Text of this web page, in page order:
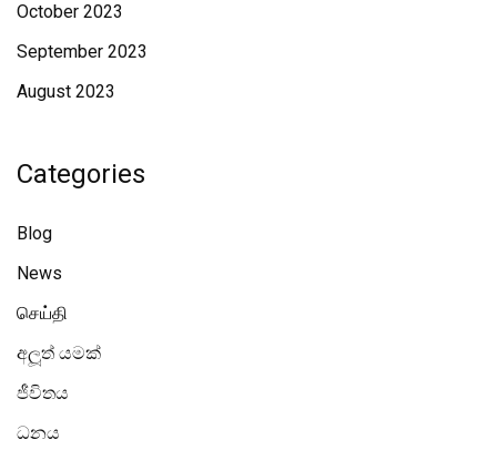
October 2023
September 2023
August 2023
Categories
Blog
News
செய்தி
අලූත් යමක්
ජීවිතය
ධනය